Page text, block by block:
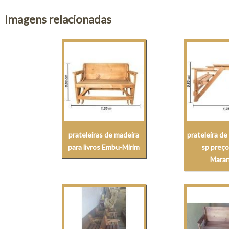
Imagens relacionadas
prateleiras de madeira
para livros Embu-Mirim
prateleira de
sp